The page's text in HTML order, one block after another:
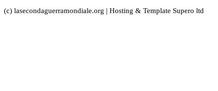
(c) lasecondaguerramondiale.org | Hosting & Template Supero ltd